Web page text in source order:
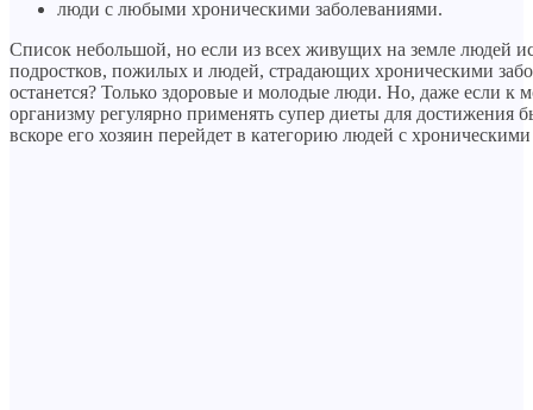
люди с любыми хроническими заболеваниями.
Список небольшой, но если из всех живущих на земле людей
подростков, пожилых и людей, страдающих хроническими
останется? Только здоровые и молодые люди. Но, даже если к
организму регулярно применять супер диеты для достижения
вскоре его хозяин перейдет в категорию людей с